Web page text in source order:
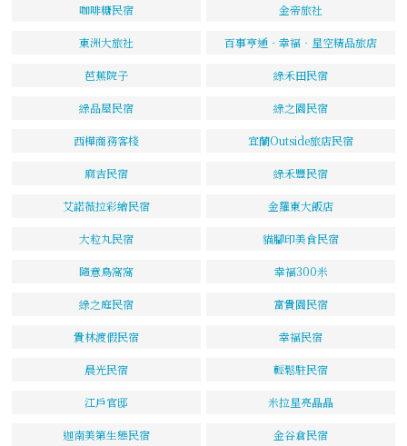
咖啡糖民宿 金帝旅社
東洲大旅社 百事亨通‧幸福‧星空精品旅店
芭蕉院子 綠禾田民宿
綠品屋民宿 綠之園民宿
西樺商務客棧 宜蘭Outside旅店民宿
麻吉民宿 綠禾豐民宿
艾諾薇拉彩繪民宿 金羅東大飯店
大粒丸民宿 貓腳印美食民宿
隨意鳥窩窩 幸福300米
綠之庭民宿 富貴園民宿
貴林渡假民宿 幸福民宿
晨光民宿 輕鬆駐民宿
江戶官邸 米拉星亮晶晶
迦南美第生態民宿 金谷倉民宿